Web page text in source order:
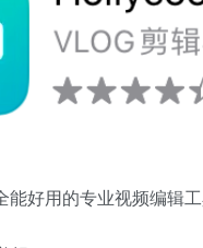
能好用的专业视频编辑